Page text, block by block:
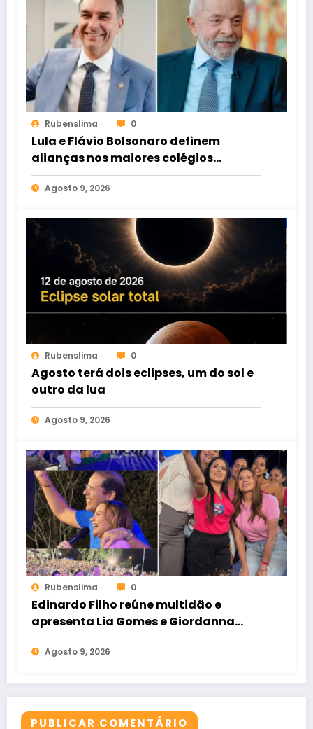
Rubenslima 0
Lula e Flávio Bolsonaro definem
alianças nos maiores colégios
eleitorais após fim das convenções
Agosto 9, 2026
Rubenslima 0
Agosto terá dois eclipses, um do sol e
outro da lua
Agosto 9, 2026
Rubenslima 0
Edinardo Filho reúne multidão e
apresenta Lia Gomes e Giordanna
Mano como suas candidatas a
deputada estadual e federal
Agosto 9, 2026
PUBLICAR COMENTÁRIO